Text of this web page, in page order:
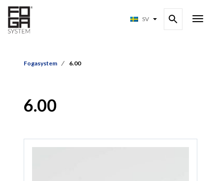
SV
Fogasystem 6.00
6.00